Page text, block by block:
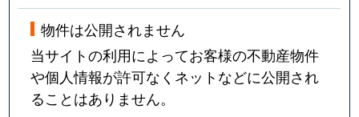
物件は公開されません
当サイトの利用によってお客様の不動産物件
や個人情報が許可なくネットなどに公開され
ることはありません。